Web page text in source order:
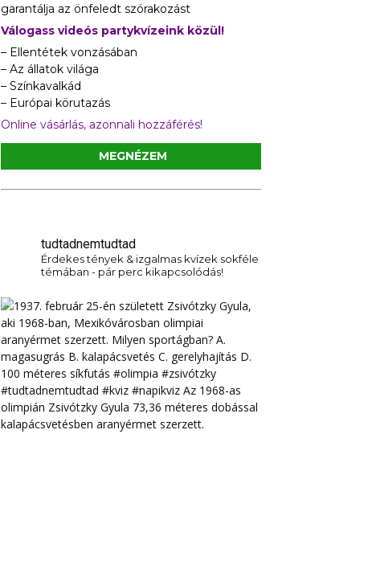
garantálja az önfeledt szórakozást
Válogass videós partykvízeink közül!
– Ellentétek vonzásában
– Az állatok világa
– Színkavalkád
– Európai körutazás
Online vásárlás, azonnali hozzáférés!
MEGNÉZEM
tudtadnemtudtad
Érdekes tények & izgalmas kvízek sokféle
témában - pár perc kikapcsolódás!